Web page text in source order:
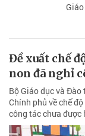
Đề xuất chế
non đã nghỉ
Bộ Giáo dục và
Chính phủ về chế
công tác chưa được